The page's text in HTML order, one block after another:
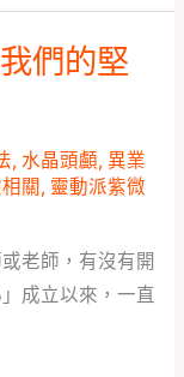
們的堅
, 水晶頭顱, 異業
關, 靈動派紫微
老師，有沒有開
成立以來，一直